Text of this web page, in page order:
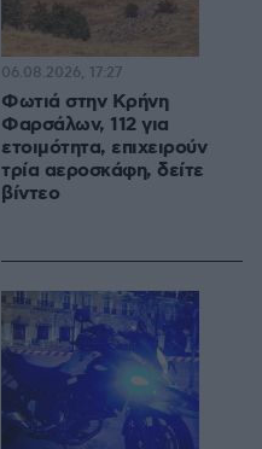
Φωτιά στην Κρήνη
Φαρσάλων, 112 για
ετοιμότητα, επιχειρούν
τρία αεροσκάφη, δείτε
βίντεο
06.08.2026, 17:27